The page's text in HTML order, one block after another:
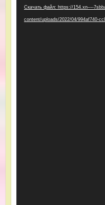
Скачать файл: https://154.xn----
content/uploads/2022/04/994af740-